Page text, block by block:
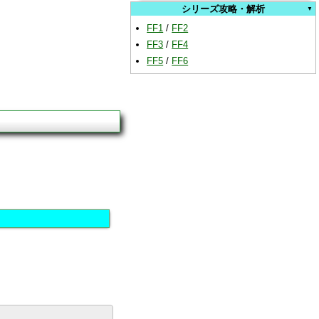
シリーズ攻略・解析
FF1 / FF2
FF3 / FF4
FF5 / FF6